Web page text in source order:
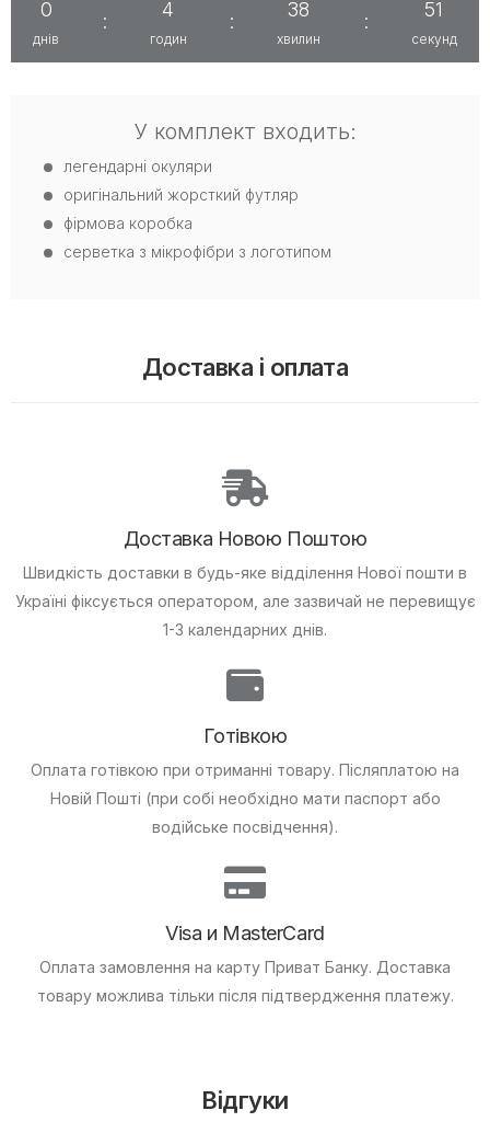
0
днів
:
4
годин
:
38
хвилин
:
50
секунд
У комплект входить:
легендарні окуляри
оригінальний жорсткий футляр
фірмова коробка
серветка з мікрофібри з логотипом
Доставка і оплата
Доставка Новою Поштою
Швидкість доставки в будь-яке відділення Нової пошти в
Україні фіксується оператором, але зазвичай не перевищує
1-3 календарних днів.
Готівкою
Оплата готівкою при отриманні товару. Післяплатою на
Новій Пошті (при собі необхідно мати паспорт або
водійське посвідчення).
Visa и MasterCard
Оплата замовлення на карту Приват Банку. Доставка
товару можлива тільки після підтвердження платежу.
Відгуки